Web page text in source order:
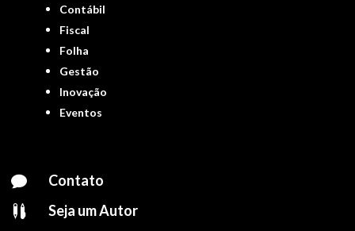
Contábil
Fiscal
Folha
Gestão
Inovação
Eventos
 Contato
 Seja um Autor